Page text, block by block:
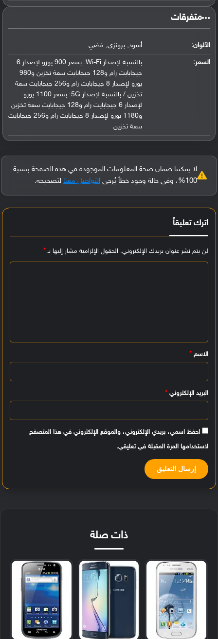
‏متفرقات‏
الألوان: أسود, برونزي, فضي
السعر:
بالنسبة لإصدار Wi-Fi: بسعر 900 يورو لإصدار 6
جيجابايت رام و128 جيجابايت سعة تخزين و980
يورو لإصدار 8 جيجابايت رام و256 جيجابايت سعة
تخزين / بالنسبة لإصدار 5G: بسعر 1100 يورو
لإصدار 6 جيجابايت رام و128 جيجابايت سعة تخزين
و1180 يورو لإصدار 8 جيجابايت رام و256 جيجابايت
سعة تخزين
لا يمكننا ضمان صحة المعلومات الموجودة في هذه الصفحة بنسبة
100%، وفي حالة وجود خطأ يُرجى
التواصل معنا لتصحيحه.
اترك تعليقاً
لن يتم نشر عنوان بريدك الإلكتروني. الحقول الإلزامية مشار إليها بـ*
ي
ق
الاسم *
البريد الإلكتروني *
احفظ اسمي، بريدي الإلكتروني، والموقع الإلكتروني في هذا المتصفح
لاستخدامها المرة المقبلة في تعليقي.
ذات صلة